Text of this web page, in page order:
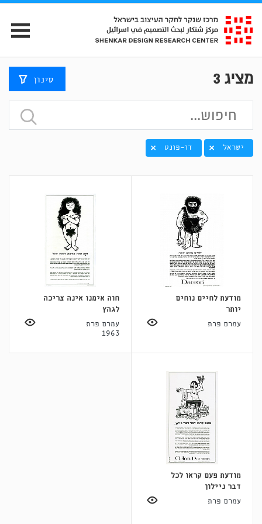
מציג 3 סינון
ישראל דו-פונט
מודעת לחיים נוחים
יותר
עמרם פרת
חוה אימנו אינה צריכה
לגהץ
עמרם פרת
1963
מודעת פעם קראו לכל
דבר ניילון
עמרם פרת